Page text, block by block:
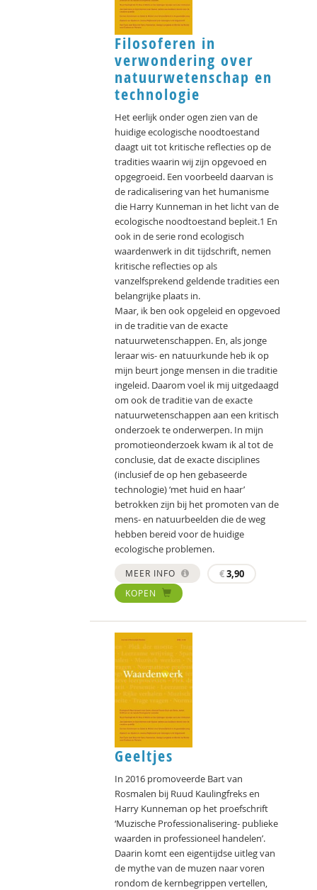
Filosoferen in
verwondering over
natuurwetenschap en
technologie
Het eerlijk onder ogen zien van de
huidige ecologische noodtoestand
daagt uit tot kritische reflecties op de
tradities waarin wij zijn opgevoed en
opgegroeid. Een voorbeeld daarvan is
de radicalisering van het humanisme
die Harry Kunneman in het licht van de
ecologische noodtoestand bepleit.1 En
ook in de serie rond ecologisch
waardenwerk in dit tijdschrift, nemen
kritische reflecties op als
vanzelfsprekend geldende tradities een
belangrijke plaats in.
Maar, ik ben ook opgeleid en opgevoed
in de traditie van de exacte
natuurwetenschappen. En, als jonge
leraar wis- en natuurkunde heb ik op
mijn beurt jonge mensen in die traditie
ingeleid. Daarom voel ik mij uitgedaagd
om ook de traditie van de exacte
natuurwetenschappen aan een kritisch
onderzoek te onderwerpen. In mijn
promotieonderzoek kwam ik al tot de
conclusie, dat de exacte disciplines
(inclusief de op hen gebaseerde
technologie) ‘met huid en haar’
betrokken zijn bij het promoten van de
mens- en natuurbeelden die de weg
hebben bereid voor de huidige
ecologische problemen.
MEER INFO €3,90
KOPEN
Geeltjes
In 2016 promoveerde Bart van
Rosmalen bij Ruud Kaulingfreks en
Harry Kunneman op het proefschrift
‘Muzische Professionalisering- publieke
waarden in professioneel handelen’.
Daarin komt een eigentijdse uitleg van
de mythe van de muzen naar voren
rondom de kernbegrippen vertellen,